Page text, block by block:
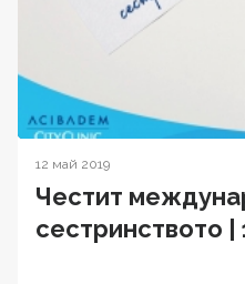
12 май 2019
Честит
сестринството |